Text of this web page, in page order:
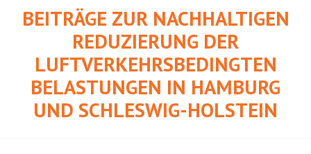
BEITRÄGE ZUR NACHHALTIGEN
REDUZIERUNG DER
LUFTVERKEHRSBEDINGTEN
BELASTUNGEN IN HAMBURG
UND SCHLESWIG-HOLSTEIN